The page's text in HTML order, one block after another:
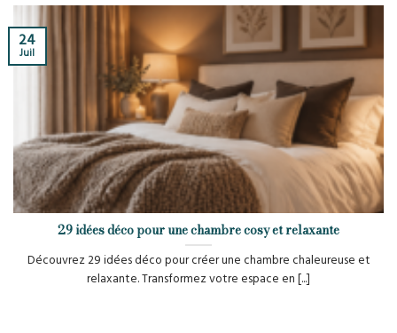
29 idées déco pour une chambre cosy et relaxante
Découvrez 29 idées déco pour créer une chambre chaleureuse et
relaxante. Transformez votre espace en [...]
24
Juil